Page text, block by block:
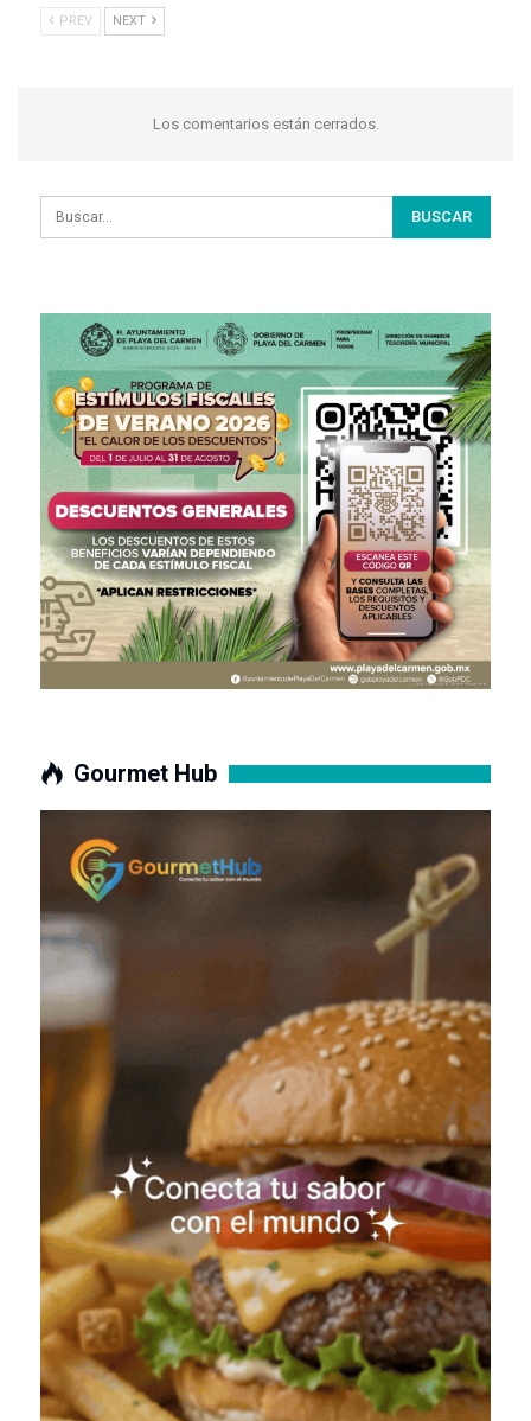
PREV NEXT
Los comentarios están cerrados.
Gourmet Hub